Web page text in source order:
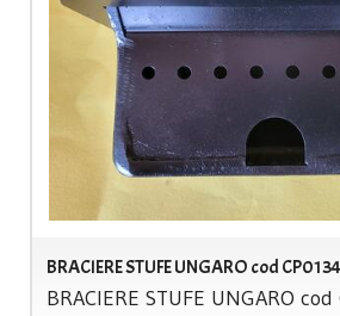
BRACIERE STUFE UNGARO cod
BRACIERE STUFE UNGARO cod